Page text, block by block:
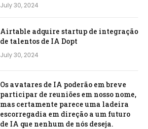
July 30, 2024
Airtable adquire startup de integração
de talentos de IA Dopt
July 30, 2024
Os avatares de IA poderão em breve
participar de reuniões em nosso nome,
mas certamente parece uma ladeira
escorregadia em direção a um futuro
de IA que nenhum de nós deseja.